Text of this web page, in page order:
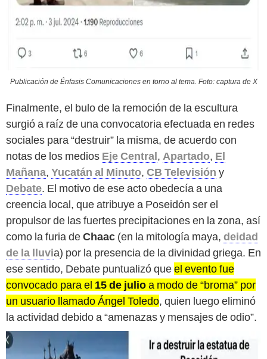
Publicación de Énfasis Comunicaciones en torno al tema. Foto: captura de X
Finalmente, el bulo de la remoción de la escultura
surgió a raíz de una convocatoria efectuada en redes
sociales para “destruir” la misma, de acuerdo con
notas de los medios Eje Central, Apartado, El
Mañana, Yucatán al Minuto, CB Televisión y
Debate. El motivo de ese acto obedecía a una
creencia local, que atribuye a Poseidón ser el
propulsor de las fuertes precipitaciones en la zona, así
como la furia deChaac (en la mitología maya, deidad
de la lluvia) por la presencia de la divinidad griega. En
ese sentido, Debate puntualizó queel evento fue
convocado para el 15 de julioa modo de “broma” por
un usuario llamado Ángel Toledo, quien luego eliminó
la actividad debido a “amenazas y mensajes de odio”.